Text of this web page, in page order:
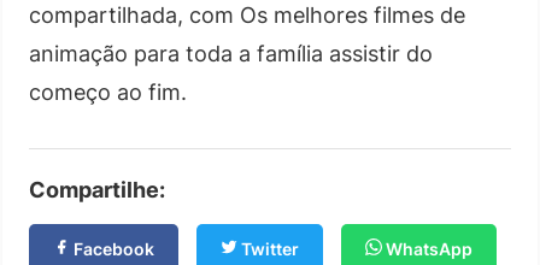
compartilhada, com Os melhores filmes de
animação para toda a família assistir do
começo ao fim.
Compartilhe:
Facebook Twitter WhatsApp